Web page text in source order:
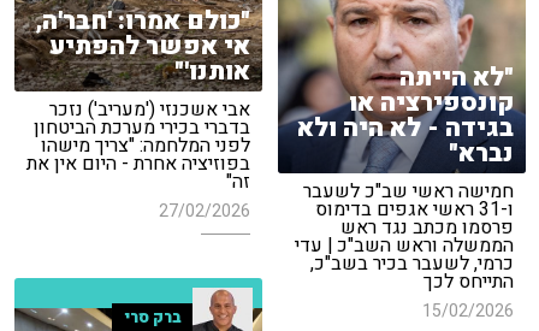
"כולם אמרו: 'חבר'ה,
אי אפשר להפתיע
אותנו'"
אבי אשכנזי ('מעריב') נזכר
בדברי בכירי מערכת הביטחון
לפני המלחמה: "צריך מישהו
בפוזיציה אחרת - היום אין את
זה"
27/02/2026
"לא הייתה
קונספירציה או
בגידה - לא היה ולא
נברא"
חמישה ראשי שב"כ לשעבר
ו-31 ראשי אגפים בדימוס
פרסמו מכתב נגד ראש
הממשלה וראש השב"כ | עדי
כרמי, לשעבר בכיר בשב"כ,
התייחס לכך
15/02/2026 ברק סרי